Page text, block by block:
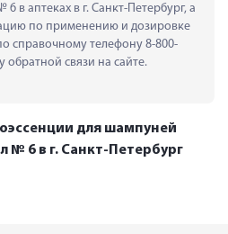
в аптеках в г. Санкт-Петербург, а
по применению и дозировке
справочному телефону 8-800-
обратной связи на сайте.
для шампуней
№ 6 в г. Санкт-Петербург